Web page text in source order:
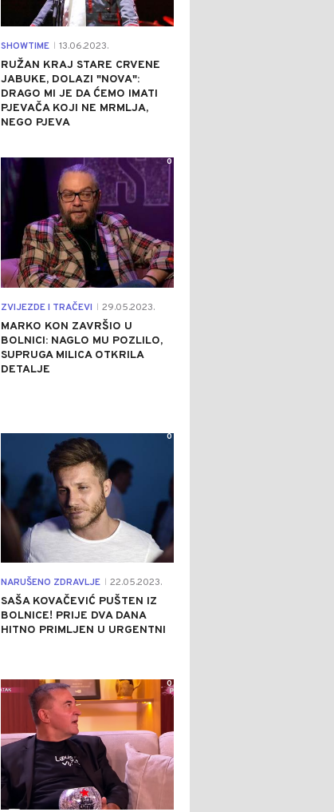
SHOWTIME 13.06.2023.
RUŽAN KRAJ STARE CRVENE
JABUKE, DOLAZI "NOVA":
DRAGO MI JE DA ĆEMO IMATI
PJEVAČA KOJI NE MRMLJA,
NEGO PJEVA
ZVIJEZDE I TRAČEVI 29.05.2023.
MARKO KON ZAVRŠIO U
BOLNICI: NAGLO MU POZLILO,
SUPRUGA MILICA OTKRILA
DETALJE
0
NARUŠENO ZDRAVLJE 22.05.2023.
SAŠA KOVAČEVIĆ PUŠTEN IZ
BOLNICE! PRIJE DVA DANA
HITNO PRIMLJEN U URGENTNI
0
0